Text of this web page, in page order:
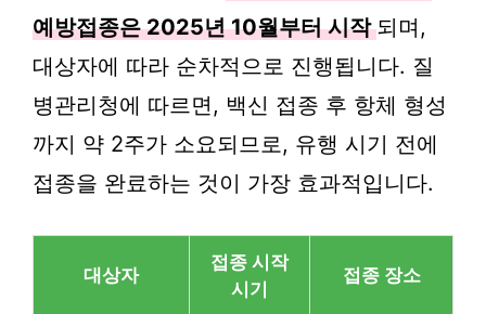
예방접종은 2025년 10월부터 시작 되며,
대상자에 따라 순차적으로 진행됩니다. 질
병관리청에 따르면, 백신 접종 후 항체 형성
까지 약 2주가 소요되므로, 유행 시기 전에
접종을 완료하는 것이 가장 효과적입니다.
대상자
접종 시작
시기
접종 장소